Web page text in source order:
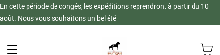
En cette période de congés, les expéditions reprendront à partir du 10
août. Nous vous souhaitons un bel été